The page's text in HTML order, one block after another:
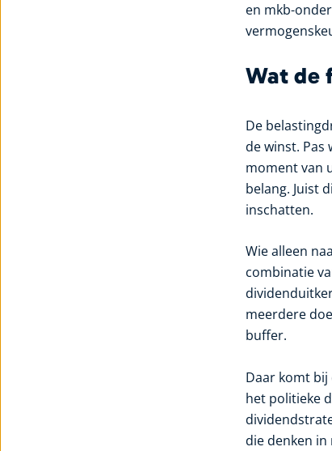
en mkb-
Wat de
De
de winst. Pas
moment van
belang. Juist
inschatten.
Wie alleen
combinatie
meerdere
buffer.
Daar komt bij
het politieke
die denken